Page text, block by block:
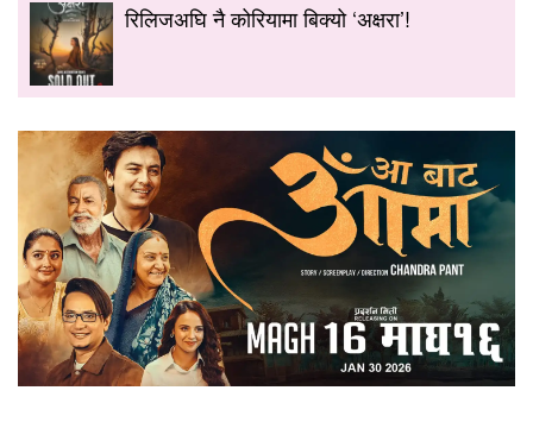
रिलिजअघि नै कोरियामा बिक्यो ‘अक्षरा’!